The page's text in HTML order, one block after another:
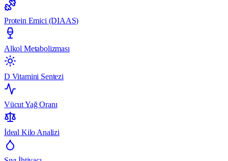
Protein Emici (DIAAS)
Alkol Metabolizması
D Vitamini Sentezi
Vücut Yağ Oranı
İdeal Kilo Analizi